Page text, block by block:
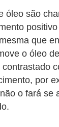
óleo são
que
o óleo
por
o fará se